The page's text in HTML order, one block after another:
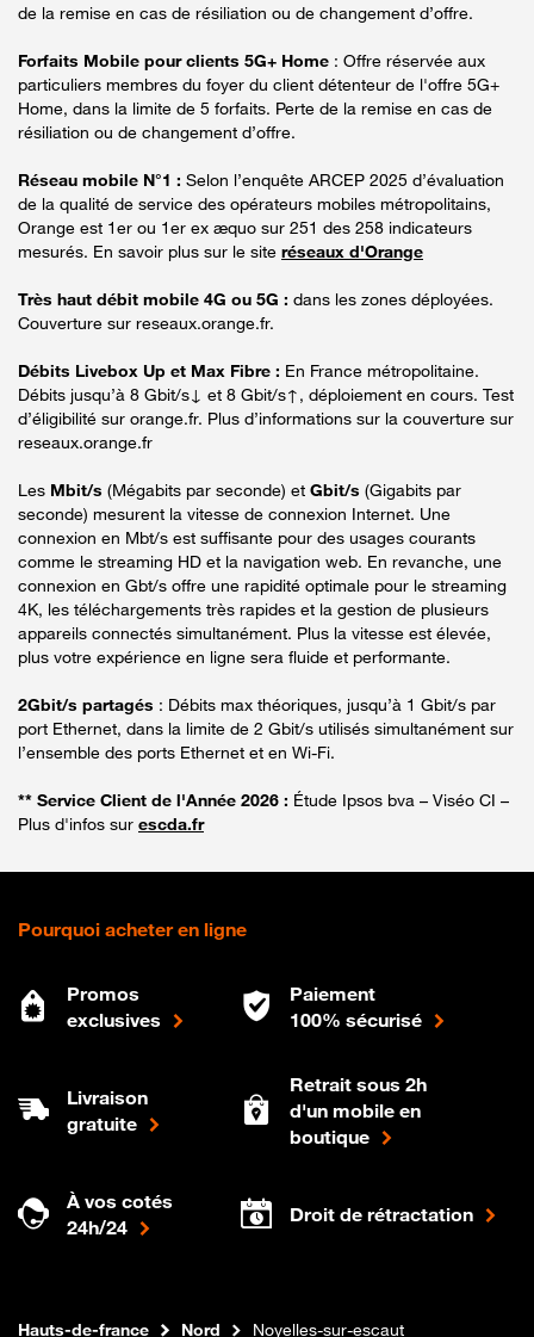
de la remise en cas de résiliation ou de changement d’offre.
Forfaits Mobile pour clients 5G+ Home : Offre réservée aux
particuliers membres du foyer du client détenteur de l'offre 5G+
Home, dans la limite de 5 forfaits. Perte de la remise en cas de
résiliation ou de changement d’offre.
Réseau mobile N°1 : Selon l’enquête ARCEP 2025 d’évaluation
de la qualité de service des opérateurs mobiles métropolitains,
Orange est 1er ou 1er ex æquo sur 251 des 258 indicateurs
mesurés. En savoir plus sur le site réseaux d'Orange
Très haut débit mobile 4G ou 5G : dans les zones déployées.
Couverture sur reseaux.orange.fr.
Débits Livebox Up et Max Fibre : En France métropolitaine.
Débits jusqu’à 8 Gbit/s↓ et 8 Gbit/s↑, déploiement en cours. Test
d’éligibilité sur orange.fr. Plus d’informations sur la couverture sur
reseaux.orange.fr
Les Mbit/s (Mégabits par seconde) et Gbit/s (Gigabits par
seconde) mesurent la vitesse de connexion Internet. Une
connexion en Mbt/s est suffisante pour des usages courants
comme le streaming HD et la navigation web. En revanche, une
connexion en Gbt/s offre une rapidité optimale pour le streaming
4K, les téléchargements très rapides et la gestion de plusieurs
appareils connectés simultanément. Plus la vitesse est élevée,
plus votre expérience en ligne sera fluide et performante.
2Gbit/s partagés : Débits max théoriques, jusqu’à 1 Gbit/s par
port Ethernet, dans la limite de 2 Gbit/s utilisés simultanément sur
l’ensemble des ports Ethernet et en Wi-Fi.
** Service Client de l'Année 2026 : Étude Ipsos bva – Viséo CI –
Plus d'infos sur escda.fr
Pourquoi acheter en ligne
Promos
exclusives
Paiement
100% sécurisé
Livraison
gratuite
Retrait sous 2h
d'un mobile en
boutique
À vos cotés
24h/24
Droit de rétractation
Boutique Orange
Internet fibre
Hauts-de-france Nord Noyelles-sur-escaut